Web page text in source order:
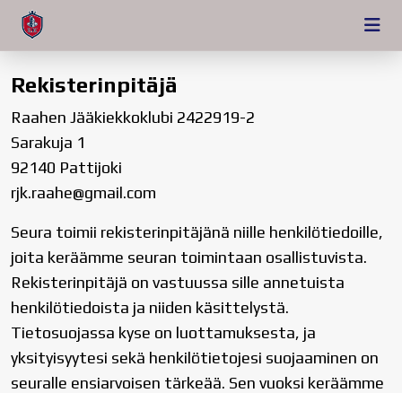
Rekisterinpitäjä
Raahen Jääkiekkoklubi 2422919-2
Sarakuja 1
92140 Pattijoki
rjk.raahe@gmail.com
Seura toimii rekisterinpitäjänä niille henkilötiedoille,
joita keräämme seuran toimintaan osallistuvista.
Rekisterinpitäjä on vastuussa sille annetuista
henkilötiedoista ja niiden käsittelystä.
Tietosuojassa kyse on luottamuksesta, ja
yksityisyytesi sekä henkilötietojesi suojaaminen on
seuralle ensiarvoisen tärkeää. Sen vuoksi keräämme